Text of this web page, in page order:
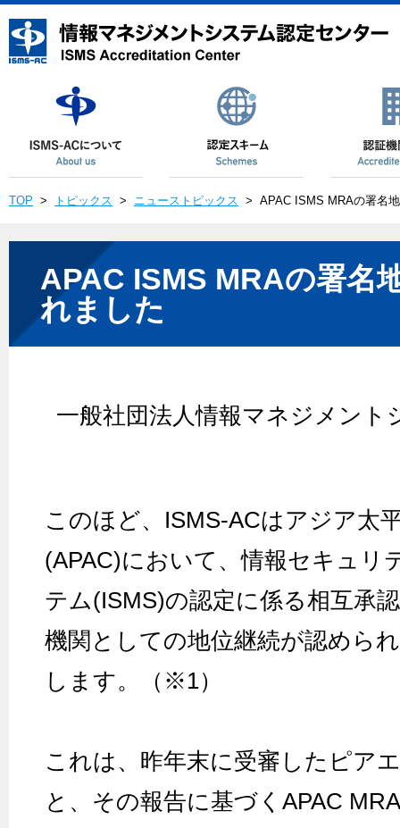
TOP > トピックス > ニューストピックス > APAC ISMS MRAの署名
APAC ISMS MRAの署名
れました
一般社団法人情報マネジメント
このほど、ISMS-ACはアジア太
(APAC)において、情報セキュリ
テム(ISMS)の認定に係る相互承
機関としての地位継続が認めら
します。（※1）
これは、昨年末に受審したピア
と、その報告に基づくAPAC